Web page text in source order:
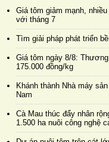
Giá tôm giảm mạnh,
với tháng 7
Tìm giải pháp phát triển
Giá tôm ngày 8/8:
175.000 đồng/kg
Khánh thành Nhà máy
Nam
Cà Mau thúc đẩy nhân
1.500 ha nuôi công nghệ